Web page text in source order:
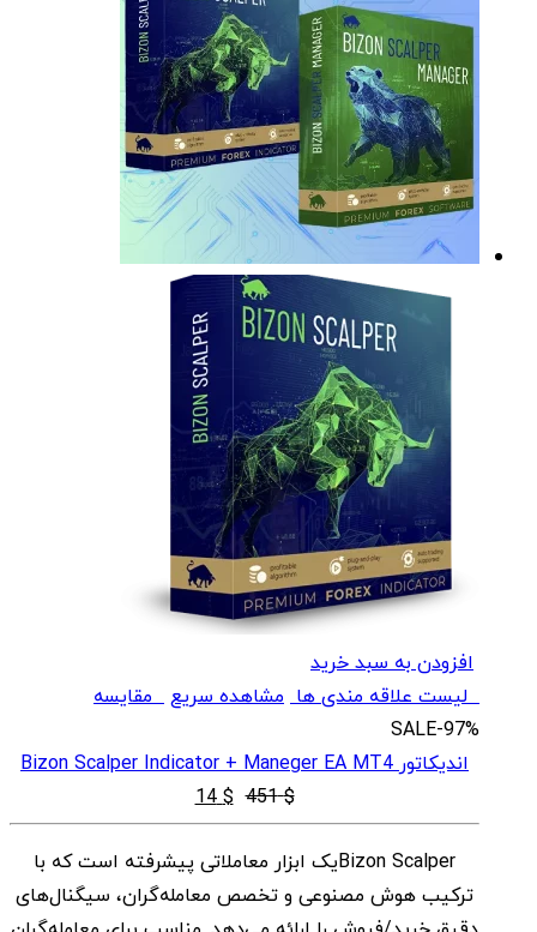
افزودن به سبد خرید
لیست علاقه مندی ها مشاهده سریعمقایسه
SALE-97%
اندیکاتور Bizon Scalper Indicator + Maneger EA MT4
$
451
قیمت
اصلی
$ 451
بود.
$
14
قیمت
فعلی
$ 14
است.
Bizon Scalperیک ابزار معاملاتی پیشرفته است که با
ترکیب هوش مصنوعی و تخصص معامله‌گران، سیگنال‌های